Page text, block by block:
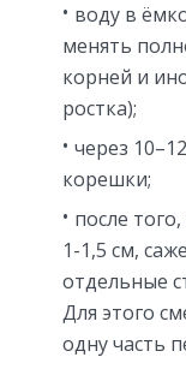
воду в
менять
корней и
ростка);
через
корешки;
после
1-1,5 см,
отдельные
Для этого
одну часть